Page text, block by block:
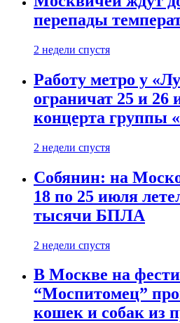
перепады
2 недели спустя
Работу метро у
ограничат 25 и 26
концерта группы
2 недели спустя
Собянин: на
18 по 25 июля
тысячи БПЛА
2 недели спустя
В Москве на
“Моспитомец”
кошек и собак из